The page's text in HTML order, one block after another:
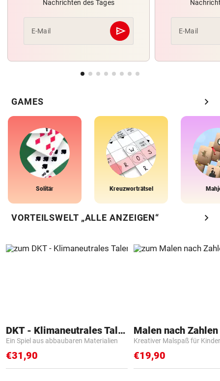
Nachrichten des Tages
E-Mail send
Abschicken E-Mail
GAMES chevron_right
Solitär Kreuzworträtsel
VORTEILSWELT „ALLE ANZEIGEN“ chevron_right
DKT - Klimaneutrales Talent
Ein Spiel aus abbaubaren Materialien
€31,90
Kreativer Malspaß für Kinder
€19,90